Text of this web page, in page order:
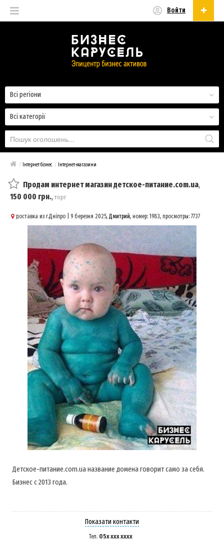
Войти
Всі категорії
Всі регіони
/ Інтернет бізнес / Інтернет-магазини
Продам интернет магазин детское-питание.com.ua,
150 000 грн., торг
доставка из г.Дніпро | 9 березня 2025, Дмитрий, номер: 1983, просмотры: 7737
Детское-питание.com.ua название домена говорит само за себя.
Бизнес с 2013 года.
Показати контакти
Тел. 05x xxx xxxx